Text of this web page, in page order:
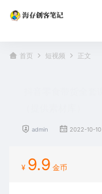
首页 短视频 正文
admin 2022-10-10
¥ 9.9 金币